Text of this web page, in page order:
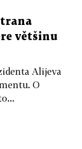
většinu
Alijeva
O